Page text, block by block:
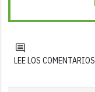
LEE LOS